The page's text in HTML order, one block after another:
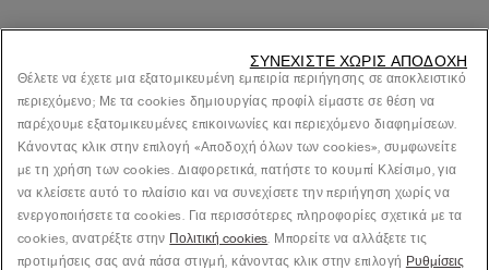
Θέλετε να έχετε μια εξατομικευμένη εμπειρία περιήγησης σε αποκλειστικό
περιεχόμενο; Με τα cookies δημιουργίας προφίλ είμαστε σε θέση να
παρέχουμε εξατομικευμένες επικοινωνίες και περιεχόμενο διαφημίσεων.
Κάνοντας κλικ στην επιλογή «Αποδοχή όλων των cookies», συμφωνείτε
με τη χρήση των cookies. Διαφορετικά, πατήστε το κουμπί Κλείσιμο, για
να κλείσετε αυτό το πλαίσιο και να συνεχίσετε την περιήγηση χωρίς να
ενεργοποιήσετε τα cookies. Για περισσότερες πληροφορίες σχετικά με τα
cookies, ανατρέξτε στην Πολιτική cookies. Μπορείτε να αλλάξετε τις
προτιμήσεις σας ανά πάσα στιγμή, κάνοντας κλικ στην επιλογή Ρυθμίσεις
ΣΥΝΕΧΊΣΤΕ ΧΩΡΊΣ ΑΠΟΔΟΧΉ